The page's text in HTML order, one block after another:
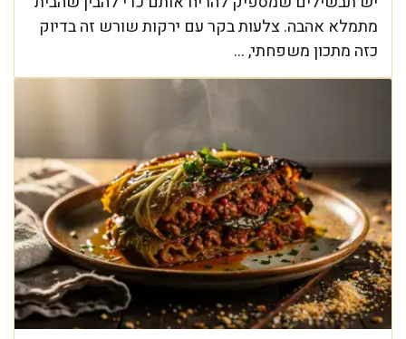
מתמלא אהבה. צלעות בקר עם ירקות שורש זה בדיוק
כזה מתכון משפחתי, ...